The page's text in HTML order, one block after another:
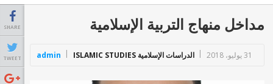
SHARE
TWEET
مداخل منهاج التربية الإسلامية
admin الدراسات الإسلامية ISLAMIC STUDIES 31 يوليو، 2018